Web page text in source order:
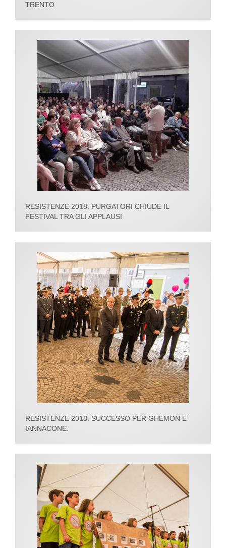
TRENTO
RESISTENZE 2018. PURGATORI CHIUDE IL
FESTIVAL TRA GLI APPLAUSI
RESISTENZE 2018. SUCCESSO PER GHEMON E
IANNACONE.